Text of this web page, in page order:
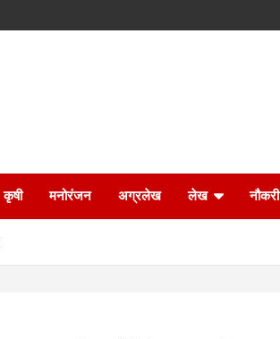
कृषी मनोरंजन अग्रलेख लेख नौकरी